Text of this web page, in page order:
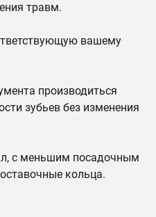
травм.
вашему
производиться
зубьев без изменения
с меньшим посадочным
кольца.